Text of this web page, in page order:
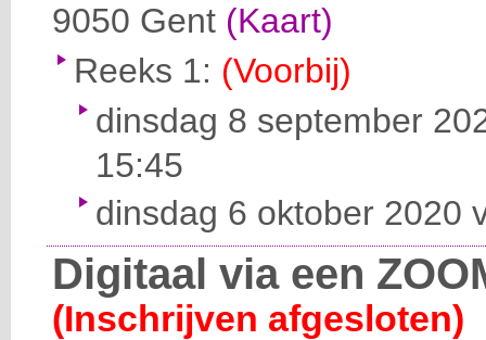
9050 Gent (Kaart)
Reeks 1: (Voorbij)
dinsdag 8 september
15:45
dinsdag 6 oktober 2020
Digitaal via een
(Inschrijven afgesloten)